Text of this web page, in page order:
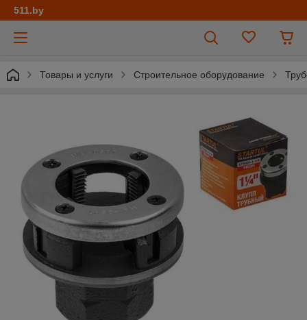
511.by
Товары и услуги Строительное оборудование